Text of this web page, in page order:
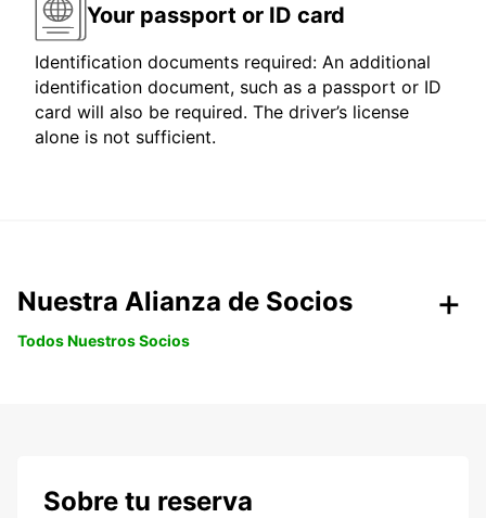
Your passport or ID card
Identification documents required: An additional
identification document, such as a passport or ID
card will also be required. The driver’s license
alone is not sufficient.
Nuestra Alianza de Socios
Todos Nuestros Socios
Sobre tu reserva